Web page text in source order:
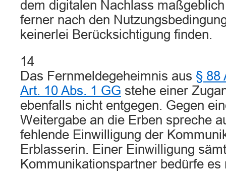
dem digitalen Nachlass
ferner nach den
keinerlei Berücksichtigung finden.
14
Das Fernmeldegeheimnis aus § 88
Art. 10 Abs. 1 GG stehe einer
ebenfalls nicht entgegen. Gegen
Weitergabe an die Erben spreche
fehlende Einwilligung der
Erblasserin. Einer Einwilligung
Kommunikationspartner bedürfe